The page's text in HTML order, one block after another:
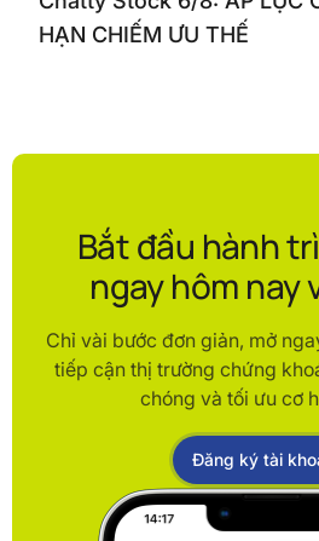
HẠN CHIẾM ƯU THẾ
Bắt đầu hành
ngay hôm nay
Chỉ vài bước đơn giản, mở
tiếp cận thị trường chứng
chóng và tối ưu cơ
Đăng ký tài